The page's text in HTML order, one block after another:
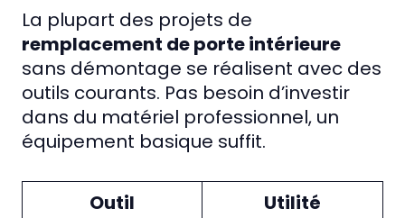
La plupart des projets de
remplacement de porte intérieure
sans démontage se réalisent avec des
outils courants. Pas besoin d’investir
dans du matériel professionnel, un
équipement basique suffit.
Outil Utilité